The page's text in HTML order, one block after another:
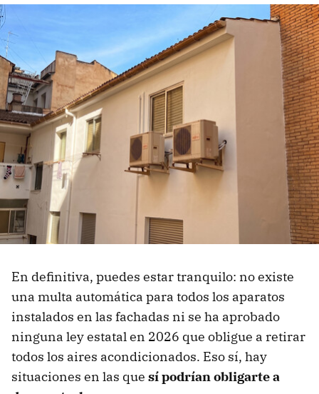
En definitiva, puedes estar tranquilo: no existe
una multa automática para todos los aparatos
instalados en las fachadas ni se ha aprobado
ninguna ley estatal en 2026 que obligue a retirar
todos los aires acondicionados. Eso sí, hay
situaciones en las que sí podrían obligarte a